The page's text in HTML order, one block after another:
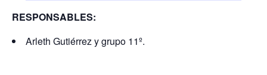
RESPONSABLES:
Arleth Gutiérrez y grupo 11º.